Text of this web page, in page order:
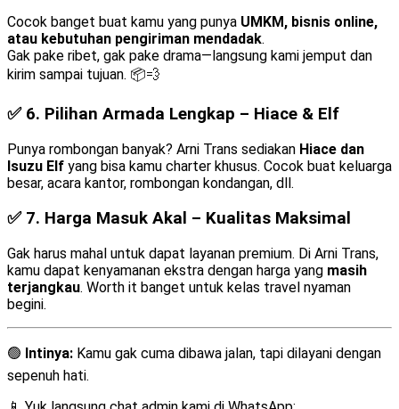
Cocok banget buat kamu yang punya UMKM, bisnis online,
atau kebutuhan pengiriman mendadak.
Gak pake ribet, gak pake drama—langsung kami jemput dan
kirim sampai tujuan. 📦💨
✅ 6. Pilihan Armada Lengkap – Hiace & Elf
Punya rombongan banyak? Arni Trans sediakan Hiace dan
Isuzu Elf yang bisa kamu charter khusus. Cocok buat keluarga
besar, acara kantor, rombongan kondangan, dll.
✅ 7. Harga Masuk Akal – Kualitas Maksimal
Gak harus mahal untuk dapat layanan premium. Di Arni Trans,
kamu dapat kenyamanan ekstra dengan harga yang masih
terjangkau. Worth it banget untuk kelas travel nyaman
begini.
🟢 Intinya: Kamu gak cuma dibawa jalan, tapi dilayani dengan
sepenuh hati.